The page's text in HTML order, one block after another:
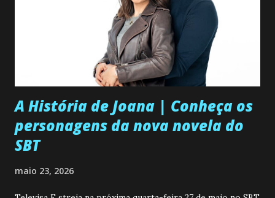
A História de Joana | Conheça os
personagens da nova novela do
SBT
maio 23, 2026